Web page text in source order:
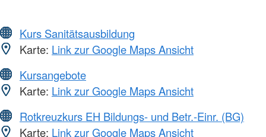
Kurs Sanitätsausbildung
Karte: Link zur Google Maps Ansicht
Kursangebote
Karte: Link zur Google Maps Ansicht
Rotkreuzkurs EH Bildungs- und Betr.-Einr. (BG)
Karte: Link zur Google Maps Ansicht